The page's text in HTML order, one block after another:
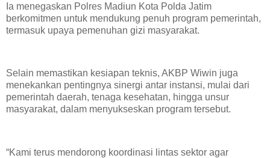
Ia menegaskan Polres Madiun Kota Polda Jatim
berkomitmen untuk mendukung penuh program pemerintah,
termasuk upaya pemenuhan gizi masyarakat.
Selain memastikan kesiapan teknis, AKBP Wiwin juga
menekankan pentingnya sinergi antar instansi, mulai dari
pemerintah daerah, tenaga kesehatan, hingga unsur
masyarakat, dalam menyukseskan program tersebut.
“Kami terus mendorong koordinasi lintas sektor agar